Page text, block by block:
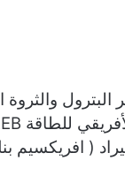
والثروة
( افريكسيم